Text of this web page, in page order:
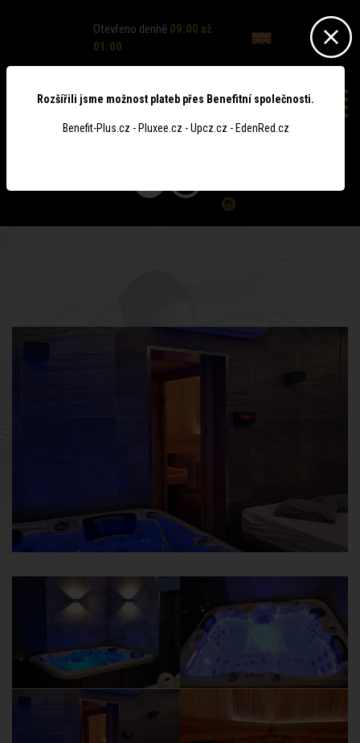
Otevřeno denně 09:00 až
01:00
Rozšířili jsme možnost plateb přes Benefitní společnosti.
Benefit-Plus.cz - Pluxee.cz - Upcz.cz - EdenRed.cz